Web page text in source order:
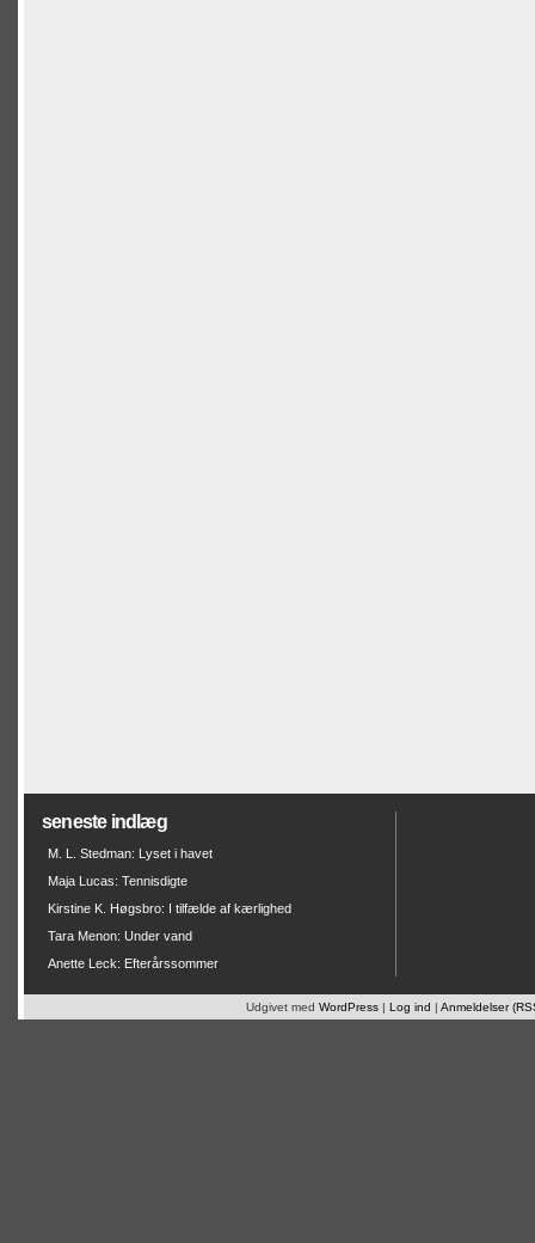
seneste indlæg
M. L. Stedman: Lyset i havet
Maja Lucas: Tennisdigte
Kirstine K. Høgsbro: I tilfælde af kærlighed
Tara Menon: Under vand
Anette Leck: Efterårssommer
Udgivet med WordPress | Log ind | Anmeldelser